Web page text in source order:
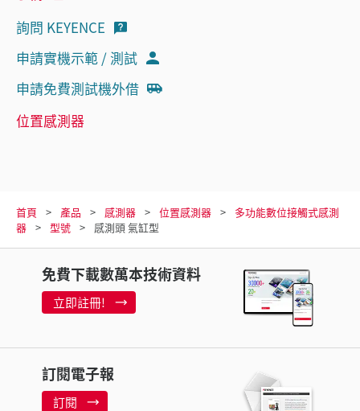
詢問 KEYENCE
申請實機示範 / 測試
申請免費測試機外借
位置感測器
首頁 產品 感測器 位置感測器
多功能數位接觸式感測
器
型號 感測頭 氣缸型
免費下載數萬本技術資料
立即註冊!
訂閱電子報
訂閱